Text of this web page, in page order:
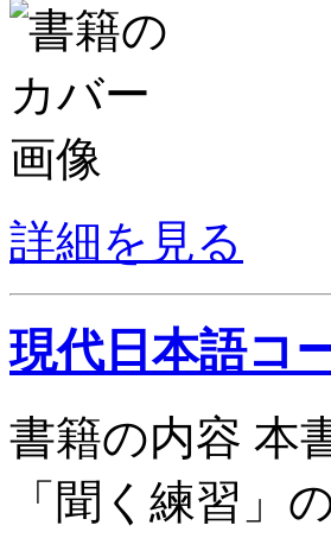
詳細を見る
現代日本語コ
書籍の内容 本
「聞く練習」